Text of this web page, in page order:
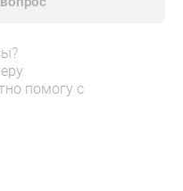
помогу с